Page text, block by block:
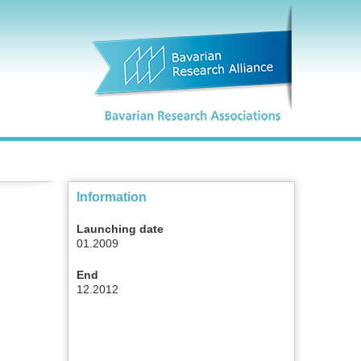
Information
Launching date
01.2009
End
12.2012